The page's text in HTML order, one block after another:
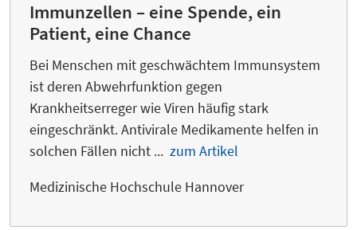
Immunzellen – eine Spende, ein
Patient, eine Chance
Bei Menschen mit geschwächtem Immunsystem
ist deren Abwehrfunktion gegen
Krankheitserreger wie Viren häufig stark
eingeschränkt. Antivirale Medikamente helfen in
solchen Fällen nicht ... zum Artikel
Medizinische Hochschule Hannover